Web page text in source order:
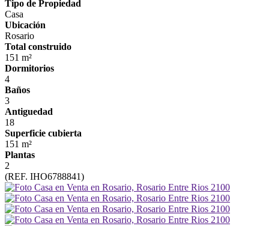
Tipo de Propiedad
Casa
Ubicación
Rosario
Total construido
151 m²
Dormitorios
4
Baños
3
Antiguedad
18
Superficie cubierta
151 m²
Plantas
2
(REF. IHO6788841)